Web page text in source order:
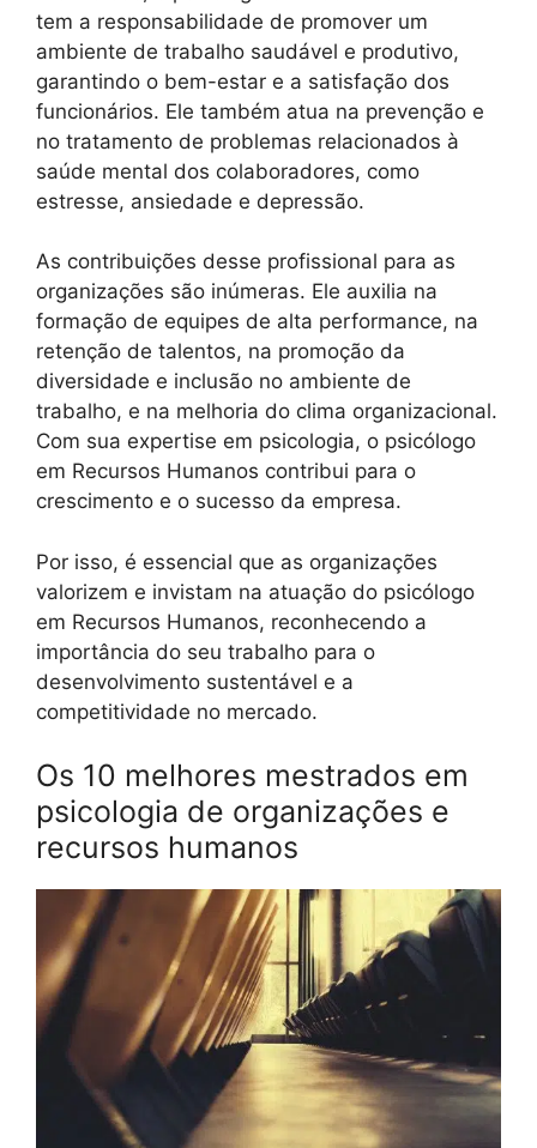
tem a responsabilidade de promover um
ambiente de trabalho saudável e produtivo,
garantindo o bem-estar e a satisfação dos
funcionários. Ele também atua na prevenção e
no tratamento de problemas relacionados à
saúde mental dos colaboradores, como
estresse, ansiedade e depressão.
As contribuições desse profissional para as
organizações são inúmeras. Ele auxilia na
formação de equipes de alta performance, na
retenção de talentos, na promoção da
diversidade e inclusão no ambiente de
trabalho, e na melhoria do clima organizacional.
Com sua expertise em psicologia, o psicólogo
em Recursos Humanos contribui para o
crescimento e o sucesso da empresa.
Por isso, é essencial que as organizações
valorizem e invistam na atuação do psicólogo
em Recursos Humanos, reconhecendo a
importância do seu trabalho para o
desenvolvimento sustentável e a
competitividade no mercado.
Os 10 melhores mestrados em
psicologia de organizações e
recursos humanos